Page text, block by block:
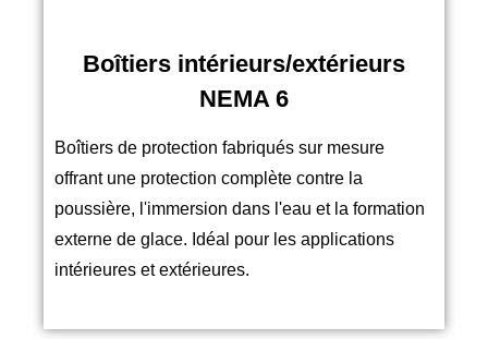
Boîtiers intérieurs/extérieurs
NEMA 6
Boîtiers de protection fabriqués sur mesure
offrant une protection complète contre la
poussière, l'immersion dans l'eau et la formation
externe de glace. Idéal pour les applications
intérieures et extérieures.